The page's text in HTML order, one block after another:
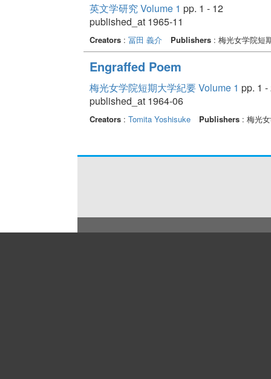
英文学研究 Volume 1 pp. 1 - 12
published_at 1965-11
Creators: 冨田 義介 Publishers: 梅光女学院短
Engraffed Poem
梅光女学院短期大学紀要 Volume 1 pp. 1 -
published_at 1964-06
Creators: Tomita Yoshisuke Publishers: 梅光女